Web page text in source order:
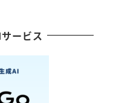
ービス